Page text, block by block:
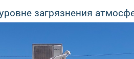
загрязнения